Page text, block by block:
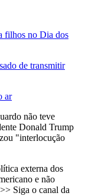
filhos no Dia dos
de transmitir
ar
não teve
Donald Trump
"interlocução
externa dos
e não
Siga o canal da